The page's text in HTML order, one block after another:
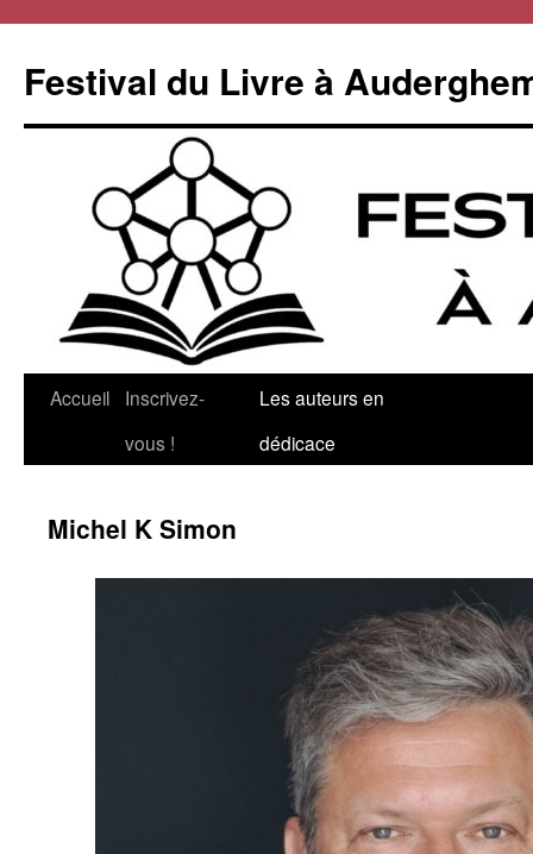
contenu
Festival du Livre à
Accueil
Inscrivez-
vous !
Les auteurs en
dédicace
Michel K Simon